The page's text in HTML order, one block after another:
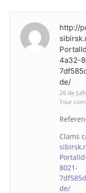
http://
4a32-
de/
26 de
Your
Clams
8021-
de/